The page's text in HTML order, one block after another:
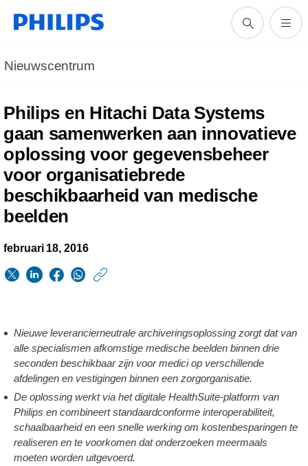
Nieuwscentrum
Philips en Hitachi Data Systems
gaan samenwerken aan innovatieve
oplossing voor gegevensbeheer
voor organisatiebrede
beschikbaarheid van medische
beelden
februari 18, 2016
en-
Hitachi-
Data-
Systems-
gaan-
samenwerken-
Nieuwe leverancierneutrale archiveringsoplossing zorgt dat van
alle specialismen afkomstige medische beelden binnen drie
seconden beschikbaar zijn voor medici op verschillende
afdelingen en vestigingen binnen een zorgorganisatie.
De oplossing werkt via het digitale HealthSuite-platform van
Philips en combineert standaardconforme interoperabiliteit,
schaalbaarheid en een snelle werking om kostenbesparingen te
realiseren en te voorkomen dat onderzoeken meermaals
moeten worden uitgevoerd.